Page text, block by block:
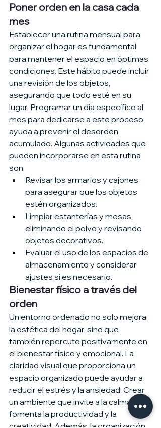
Poner orden en la casa cada
mes
Establecer una rutina mensual para
organizar el hogar es fundamental
para mantener el espacio en óptimas
condiciones. Este hábito puede incluir
una revisión de los objetos,
asegurando que todo esté en su
lugar. Programar un día específico al
mes para dedicarse a este proceso
ayuda a prevenir el desorden
acumulado. Algunas actividades que
pueden incorporarse en esta rutina
son:
Revisar los armarios y cajones
para asegurar que los objetos
estén organizados.
Limpiar estanterías y mesas,
eliminando el polvo y revisando
objetos decorativos.
Evaluar el uso de los espacios de
almacenamiento y considerar
ajustes si es necesario.
Bienestar físico a través del
orden
Un entorno ordenado no solo mejora
la estética del hogar, sino que
también repercute positivamente en
el bienestar físico y emocional. La
claridad visual que proporciona un
espacio organizado puede ayudar a
reducir el estrés y la ansiedad. Crear
un ambiente que invite a la calma
fomenta la productividad y la